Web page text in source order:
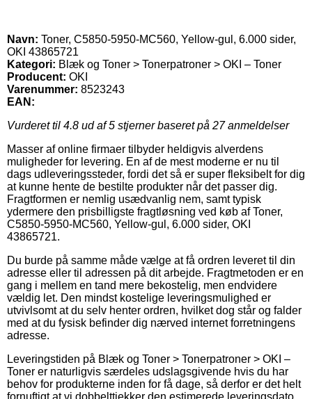
Navn: Toner, C5850-5950-MC560, Yellow-gul, 6.000 sider,
OKI 43865721
Kategori: Blæk og Toner > Tonerpatroner > OKI – Toner
Producent: OKI
Varenummer: 8523243
EAN:
Vurderet til 4.8 ud af 5 stjerner baseret på 27anmeldelser
Masser af online firmaer tilbyder heldigvis alverdens
muligheder for levering. En af de mest moderne er nu til
dags udleveringssteder, fordi det så er super fleksibelt for dig
at kunne hente de bestilte produkter når det passer dig.
Fragtformen er nemlig usædvanlig nem, samt typisk
ydermere den prisbilligste fragtløsning ved køb af Toner,
C5850-5950-MC560, Yellow-gul, 6.000 sider, OKI
43865721.
Du burde på samme måde vælge at få ordren leveret til din
adresse eller til adressen på dit arbejde. Fragtmetoden er en
gang i mellem en tand mere bekostelig, men endvidere
vældig let. Den mindst kostelige leveringsmulighed er
utvivlsomt at du selv henter ordren, hvilket dog står og falder
med at du fysisk befinder dig nærved internet forretningens
adresse.
Leveringstiden på Blæk og Toner > Tonerpatroner > OKI –
Toner er naturligvis særdeles udslagsgivende hvis du har
behov for produkterne inden for få dage, så derfor er det helt
fornuftigt at vi dobbelttjekker den estimerede leveringsdato